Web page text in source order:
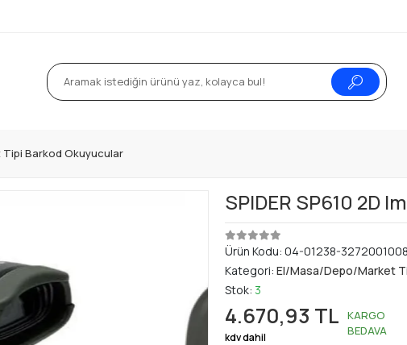
Barkod Okuyucular
SPIDER SP610 2D
Ürün Kodu: 04-01238-3272001008
Kategori: El/Masa/Depo/Market
Stok: 3
4.670,93 TL
kdv dahil
KARGO
BEDAVA